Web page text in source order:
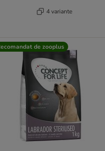
4 variante
de zooplus